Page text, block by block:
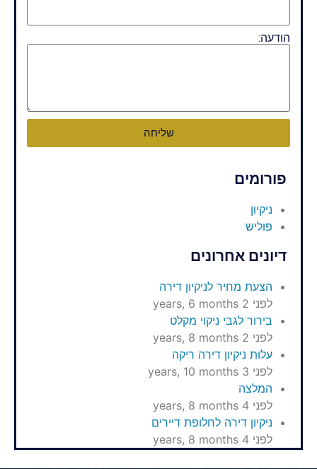
הודעה:
שליחה
פורומים
ניקיון
פוליש
דיונים אחרונים
הצעת מחיר לניקיון דירה
לפני 2 years, 6 months
בירור לגבי ניקוי מקלט
לפני 2 years, 8 months
עלות ניקיון דירה ריקה
לפני 3 years, 10 months
המלצה
לפני 4 years, 8 months
ניקיון דירה לחלופת דיירים
לפני 4 years, 8 months